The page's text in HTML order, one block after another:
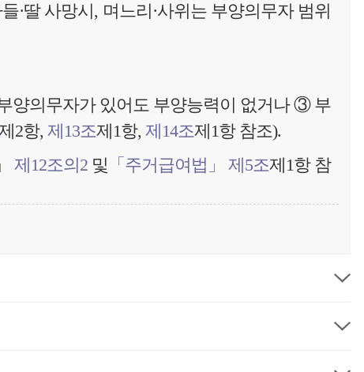
·딸 사망시, 며느리·사위는 부양의무자 범위
양의무자가 있어도 부양능력이 없거나 ③ 부
2항, 제13조제1항, 제14조제1항 참조).
제12조의2 및 「주거급여법」 제5조제1항 참